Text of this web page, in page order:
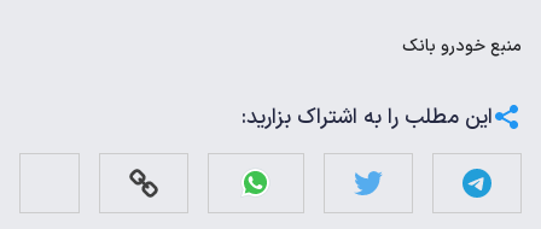
منبعخودرو بانک
این مطلب را به اشتراک بزارید: